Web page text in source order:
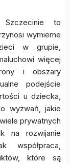
to
wymierne
w grupie,
więcej
i obszary
podejście
u dziecka,
wyzwań, jakie
prywatnych
na rozwijanie
współpraca,
które są